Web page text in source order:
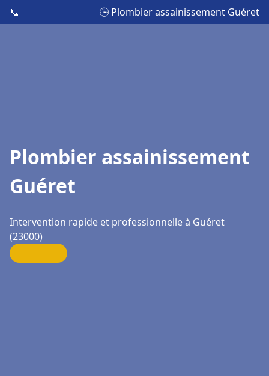
📞 🕒 Plombier assainissement Guéret
Plombier assainissement
Guéret
Intervention rapide et professionnelle à Guéret
(23000)